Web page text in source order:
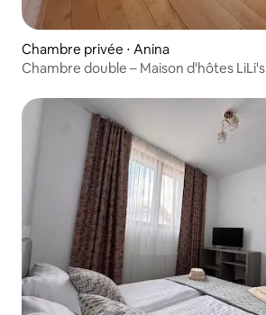
Chambre privée ⋅ Anina
Chambre double – Maison d'hôtes LiLi's